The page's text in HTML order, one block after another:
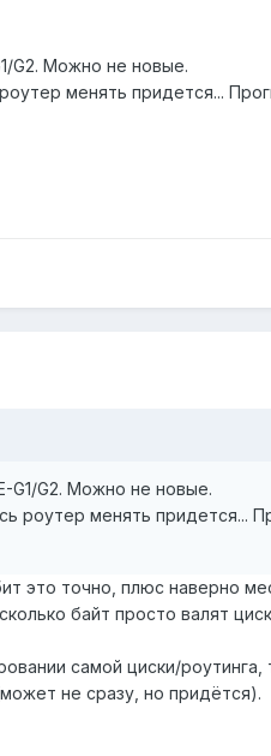
G2. Можно не новые.
менять придется...
G1/G2. Можно не новые.
менять придется...
это точно, плюс наверно
байт просто валят
самой циски/роутинга,
не сразу, но придётся).